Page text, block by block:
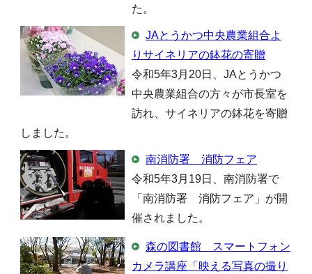
た。
JAとうかつ中央農業組合よ
りサイネリアの鉢花の寄贈
令和5年3月20日、JAとうかつ
中央農業組合の方々が市長室を
訪れ、サイネリアの鉢花を寄贈
しました。
南消防署 消防フェア
令和5年3月19日、南消防署で
「南消防署 消防フェア」が開
催されました。
森の図書館 スマートフォン
カメラ講座「映える写真の撮り